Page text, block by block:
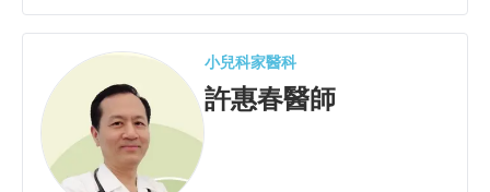
小兒科家醫科
許惠春醫師